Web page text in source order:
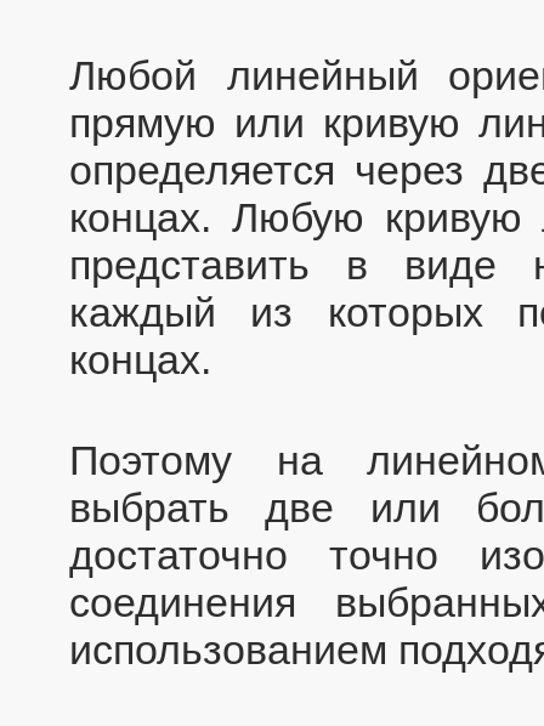
Любой линейный
прямую или кривую
определяется через
концах. Любую кривую
представить в виде
каждый из которых
концах.
Поэтому на
выбрать две или
достаточно точно
соединения
использованием